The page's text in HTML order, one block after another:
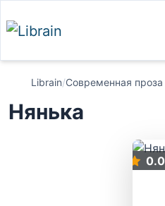
Librain/Современная проза
Нянька
0.0